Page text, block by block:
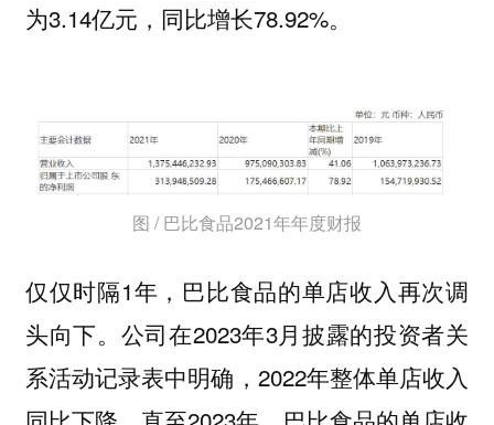
为3.14亿元，同比增长78.92%。
图 / 巴比食品2021年年度财报
仅仅时隔1年，巴比食品的单店收入再次调
头向下。公司在2023年3月披露的投资者关
系活动记录表中明确，2022年整体单店收入